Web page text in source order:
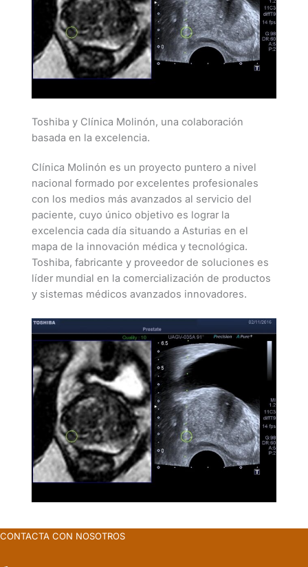
Toshiba y Clínica Molinón, una colaboración
basada en la excelencia.
Clínica Molinón es un proyecto puntero a nivel
nacional formado por excelentes profesionales
con los medios más avanzados al servicio del
paciente, cuyo único objetivo es lograr la
excelencia cada día situando a Asturias en el
mapa de la innovación médica y tecnológica.
Toshiba, fabricante y proveedor de soluciones es
líder mundial en la comercialización de productos
y sistemas médicos avanzados innovadores.
CONTACTA CON NOSOTROS